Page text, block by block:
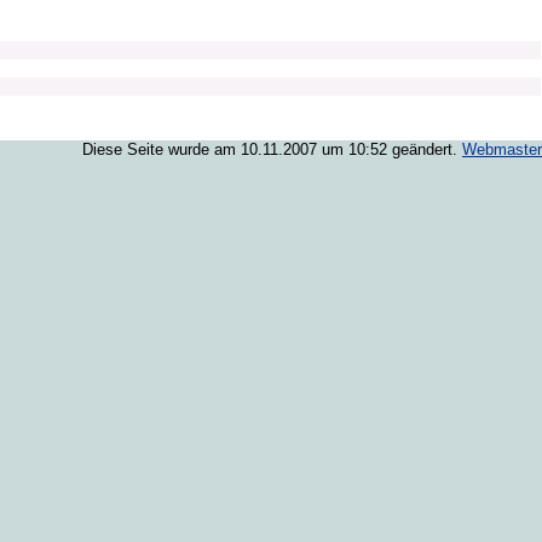
Diese Seite wurde am 10.11.2007 um 10:52 geändert. Webmaster